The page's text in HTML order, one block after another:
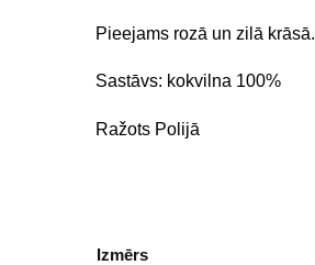
Pieejams rozā un zilā krāsā.
Sastāvs: kokvilna 100%
Ražots Polijā
Izmērs